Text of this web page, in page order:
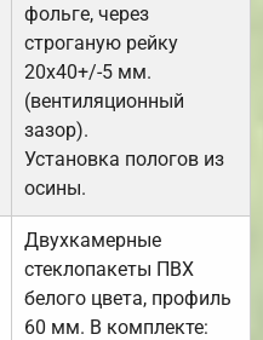
фольге, через
строганую рейку
20х40+/-5 мм.
(вентиляционный
зазор).
Установка пологов из
осины.
Двухкамерные
стеклопакеты ПВХ
белого цвета, профиль
60 мм. В комплекте: